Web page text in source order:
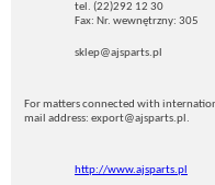
tel. (22)292 12 30
Fax: Nr. wewnętrzny: 305
sklep@ajsparts.pl
For matters connected with
mail address: export@ajsparts.pl.
http://www.ajsparts.pl